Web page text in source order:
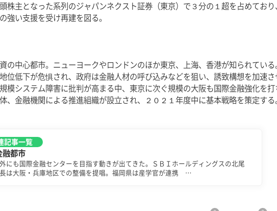
株主となった系列のジャパンネクスト証券（東京）で３分の１超を占めており
強い支援を受け再建を図る。
の中心都市。ニューヨークやロンドンのほか東京、上海、香港が知られている
位低下が危惧され、政府は金融人材の呼び込みなどを狙い、誘致構想を加速さ
模システム障害に批判が高まる中、東京に次ぐ規模の大阪も 国際金融強化を打
、金融機関による推進組織が設立され、２０２１年度中に基本戦略を策定する
記事一覧
融都市
にも国際金融センターを目指す動きが出てきた。ＳＢＩホールディングスの北尾
は大阪・兵庫地区での整備を提唱。福岡県は産学官が連携 …